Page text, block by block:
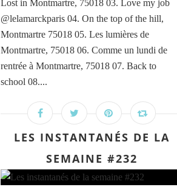
Lost in Montmartre, 75018 03. Love my job
@lelamarckparis 04. On the top of the hill,
Montmartre 75018 05. Les lumières de
Montmartre, 75018 06. Comme un lundi de
rentrée à Montmartre, 75018 07. Back to
school 08....
LES INSTANTANÉS DE LA
SEMAINE #232